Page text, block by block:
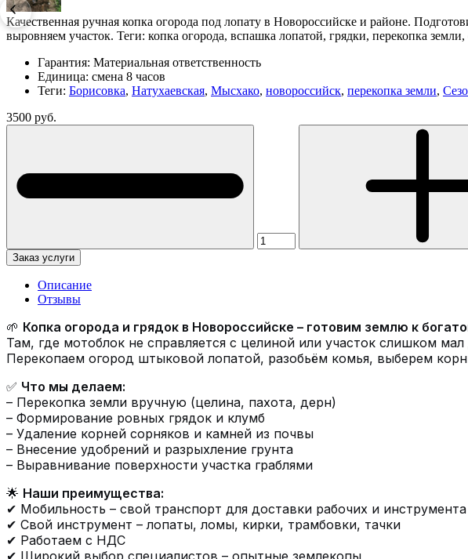
Качественная ручная копка огорода под лопату в Новороссийске и районе.
выровняем участок. Теги: копка огорода, вспашка лопатой, грядки, перекопка
Гарантия: Материальная ответственность
Единица: смена 8 часов
Теги: Борисовка, Натухаевская, Мысхако, новороссийск, перекопка земли,
3500 руб.
Заказ услуги
Описание
Отзывы
🌱 Копка огорода и грядок в Новороссийске – готовим землю к
Там, где мотоблок не справляется с целиной или участок слишком
Перекопаем огород штыковой лопатой, разобьём комья, выберем
✅ Что мы делаем:
– Перекопка земли вручную (целина, пахота, дерн)
– Формирование ровных грядок и клумб
– Удаление корней сорняков и камней из почвы
– Внесение удобрений и разрыхление грунта
– Выравнивание поверхности участка граблями
🌟 Наши преимущества:
✔ Мобильность – свой транспорт для доставки рабочих и инструмента
✔ Свой инструмент – лопаты, ломы, кирки, трамбовки, тачки
✔ Работаем с НДС